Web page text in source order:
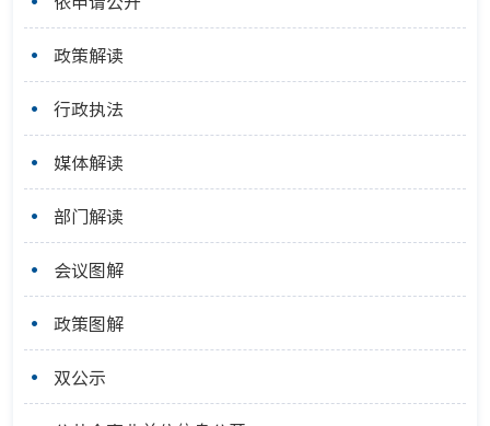
政策解读
行政执法
媒体解读
部门解读
会议图解
政策图解
双公示